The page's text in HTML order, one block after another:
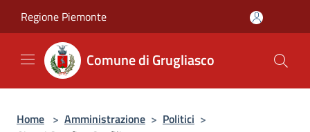
Regione Piemonte
Comune di Grugliasco
Home > Amministrazione > Politici >